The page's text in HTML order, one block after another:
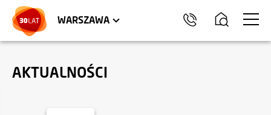
WARSZAWA
HEL
AKTUALNOŚCI